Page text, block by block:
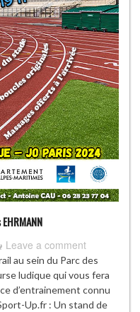
Leave a comment
au sein du Parc des
ludique qui vous fera
d’entrainement connu
Up.fr : Un stand de